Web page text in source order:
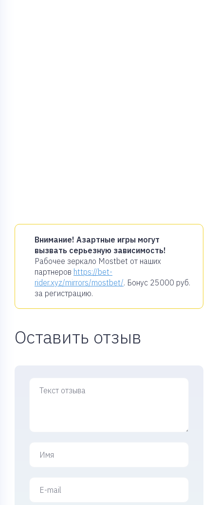
Внимание! Азартные игры могут
вызвать серьезную зависимость!
Рабочее зеркало Mostbet от наших
партнеров https://bet-
rider.xyz/mirrors/mostbet/. Бонус 25000 руб.
за регистрацию.
Оставить отзыв